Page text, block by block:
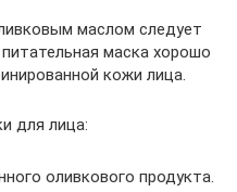
маслом следует
маска хорошо
кожи лица.
для лица:
оливкового продукта.